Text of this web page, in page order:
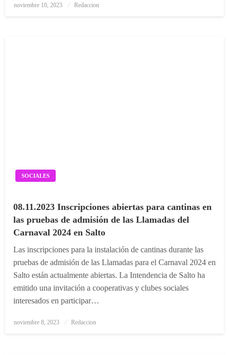
Posted
noviembre 10, 2023 Redaccion
SOCIALES
08.11.2023 Inscripciones abiertas para cantinas en
las pruebas de admisión de las Llamadas del
Carnaval 2024 en Salto
Las inscripciones para la instalación de cantinas durante las
pruebas de admisión de las Llamadas para el Carnaval 2024 en
Salto están actualmente abiertas. La Intendencia de Salto ha
emitido una invitación a cooperativas y clubes sociales
interesados en participar…
Posted
noviembre 8, 2023 Redaccion